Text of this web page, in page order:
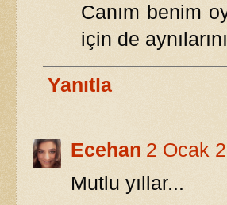
Canım benim
için de
Yanıtla
Ecehan 2 Ocak
Mutlu yıllar...